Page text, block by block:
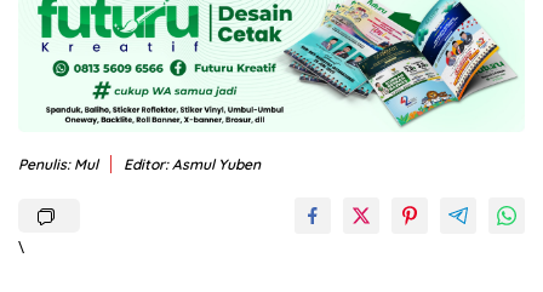
Penulis: Mul Editor: Asmul Yuben
\